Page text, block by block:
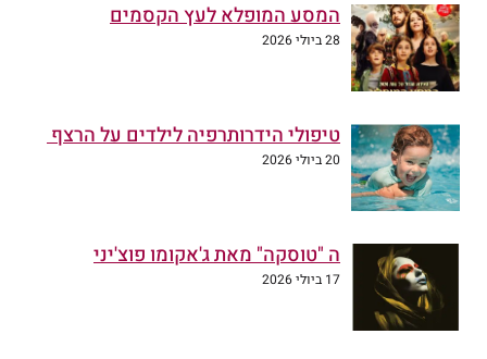
המסע המופלא לעץ הקסמים
28 ביולי 2026
טיפולי הידרותרפיה לילדים על הרצף
20 ביולי 2026
ה "טוסקה" מאת ג'אקומו פוצ'יני
17 ביולי 2026